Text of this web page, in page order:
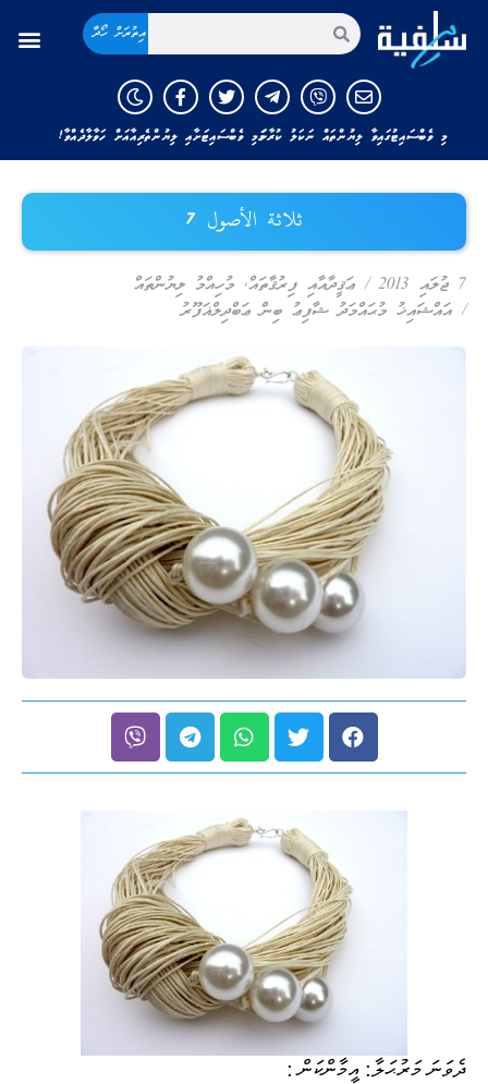
އިތުރަށް ހޯދާ
މި ވެބްސައިޓުގައިވާ ލިޔުންތައް ނަކަލު ކުރާނަމަ މި ވެބްސައިޓަށާއި ލިޔުންތެރިއާއަށް ހަވާލާދެއްވާ!
ثلاثة الأصول 7
7 ޖުލައި 2013 / ޢަޤީދާއާއި ފިރުޤާތައް, މުހިއްމު ލިޔުންތައް
/ އައްޝައިޚު މުޙައްމަދު ޝާފިޢު ބިން ޢަބްދިލްޣަފޫރު
ދެވަނަ މަރުޙަލާ: އީމާންކަން :